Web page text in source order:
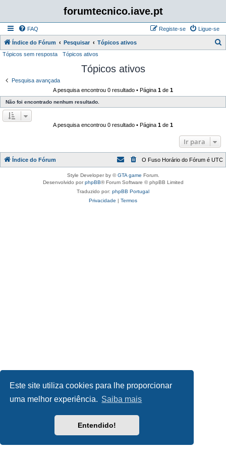
Este site utiliza cookies para lhe proporcionar
uma melhor experiência. Saiba mais
Entendido!
forumtecnico.iave.pt
FAQ Ligue-se
Registe-se
Índice do Fórum Pesquisar Tópicos ativos
Tópicos sem resposta Tópicos ativos
Tópicos ativos
Pesquisa avançada
A pesquisa encontrou 0 resultado • Página 1 de 1
Não foi encontrado nenhum resultado.
A pesquisa encontrou 0 resultado • Página 1 de 1
Ir para
Índice do Fórum O Fuso Horário do Fórum é UTC
Style Developer by ©GTA game Forum.
Desenvolvido porphpBB® Forum Software © phpBB Limited
Traduzido por: phpBB Portugal
Privacidade | Termos